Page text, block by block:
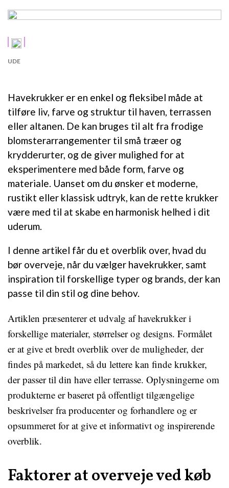
UDE
Havekrukker er en enkel og fleksibel måde at
tilføre liv, farve og struktur til haven, terrassen
eller altanen. De kan bruges til alt fra frodige
blomsterarrangementer til små træer og
krydderurter, og de giver mulighed for at
eksperimentere med både form, farve og
materiale. Uanset om du ønsker et moderne,
rustikt eller klassisk udtryk, kan de rette krukker
være med til at skabe en harmonisk helhed i dit
uderum.
I denne artikel får du et overblik over, hvad du
bør overveje, når du vælger havekrukker, samt
inspiration til forskellige typer og brands, der kan
passe til din stil og dine behov.
Artiklen præsenterer et udvalg af havekrukker i
forskellige materialer, størrelser og designs. Formålet
er at give et bredt overblik over de muligheder, der
findes på markedet, så du lettere kan finde krukker,
der passer til din have eller terrasse. Oplysningerne om
produkterne er baseret på offentligt tilgængelige
beskrivelser fra producenter og forhandlere og er
opsummeret for at give et informativt og inspirerende
overblik.
Faktorer at overveje ved køb